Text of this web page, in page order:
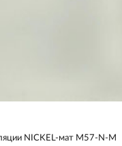
NICKEL-мат M57-N-M